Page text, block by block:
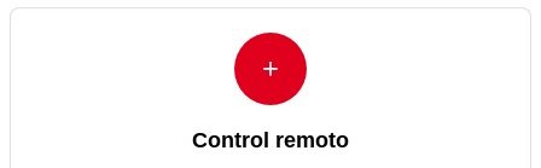
+
Control remoto